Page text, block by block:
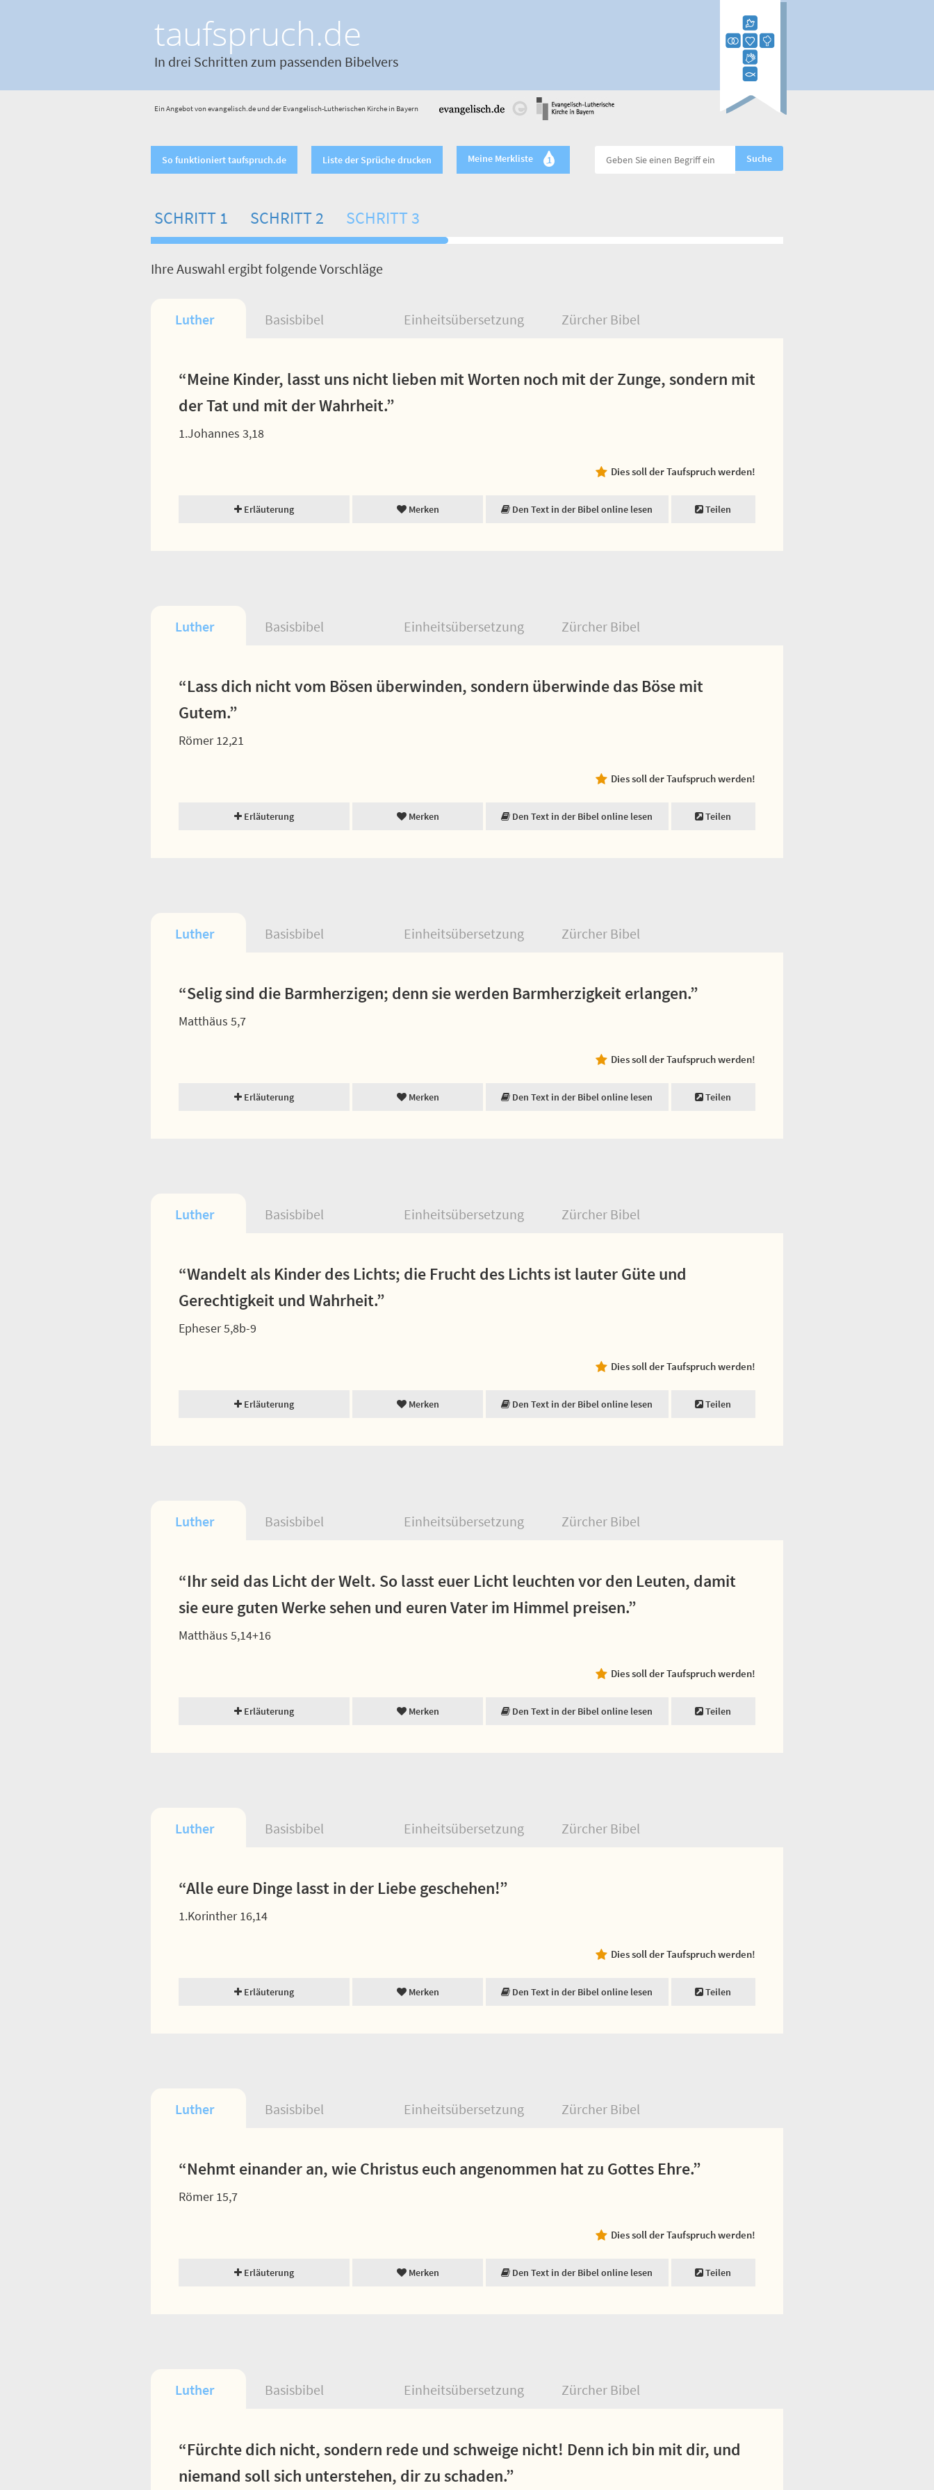
taufspruch.de
In drei Schritten zum passenden Bibelvers
Ein Angebot von evangelisch.de und der Evangelisch-Lutherischen Kirche in Bayern
So funktioniert taufspruch.de Liste der Sprüche drucken Meine Merkliste 1
SCHRITT 1 SCHRITT 2 SCHRITT 3
Ihre Auswahl ergibt folgende Vorschläge
Luther Basisbibel Einheitsübersetzung Zürcher Bibel
“Meine Kinder, lasst uns nicht lieben mit Worten noch mit der Zunge, sondern mit
der Tat und mit der Wahrheit.”
1.Johannes 3,18
Dies soll der Taufspruch werden!
Erläuterung Merken Den Text in der Bibel online lesen Teilen
Luther Basisbibel Einheitsübersetzung Zürcher Bibel
“Lass dich nicht vom Bösen überwinden, sondern überwinde das Böse mit
Gutem.”
Römer 12,21
Dies soll der Taufspruch werden!
Erläuterung Merken Den Text in der Bibel online lesen Teilen
Luther Basisbibel Einheitsübersetzung Zürcher Bibel
“Selig sind die Barmherzigen; denn sie werden Barmherzigkeit erlangen.”
Matthäus 5,7
Dies soll der Taufspruch werden!
Erläuterung Merken Den Text in der Bibel online lesen Teilen
Luther Basisbibel Einheitsübersetzung Zürcher Bibel
“Wandelt als Kinder des Lichts; die Frucht des Lichts ist lauter Güte und
Gerechtigkeit und Wahrheit.”
Epheser 5,8b-9
Dies soll der Taufspruch werden!
Erläuterung Merken Den Text in der Bibel online lesen Teilen
Luther Basisbibel Einheitsübersetzung Zürcher Bibel
“Ihr seid das Licht der Welt. So lasst euer Licht leuchten vor den Leuten, damit
sie eure guten Werke sehen und euren Vater im Himmel preisen.”
Matthäus 5,14+16
Dies soll der Taufspruch werden!
Erläuterung Merken Den Text in der Bibel online lesen Teilen
Luther Basisbibel Einheitsübersetzung Zürcher Bibel
“Alle eure Dinge lasst in der Liebe geschehen!”
1.Korinther 16,14
Dies soll der Taufspruch werden!
Erläuterung Merken Den Text in der Bibel online lesen Teilen
Luther Basisbibel Einheitsübersetzung Zürcher Bibel
“Nehmt einander an, wie Christus euch angenommen hat zu Gottes Ehre.”
Römer 15,7
Dies soll der Taufspruch werden!
Erläuterung Merken Den Text in der Bibel online lesen Teilen
Luther Basisbibel Einheitsübersetzung Zürcher Bibel
“Fürchte dich nicht, sondern rede und schweige nicht! Denn ich bin mit dir, und
niemand soll sich unterstehen, dir zu schaden.”